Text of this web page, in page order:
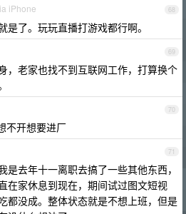
68
iPhone
是了。玩玩直播打游戏都行啊。
69
，老家也找不到互联网工作，打算换个
70
不开想要进厂
71
是去年十一离职去搞了一些其他东西，
在家休息到现在，期间试过图文短视
都没成。整体状态就是不想上班，但是